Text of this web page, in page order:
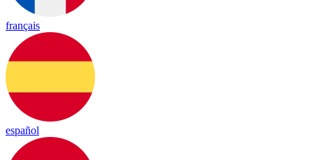
français
español